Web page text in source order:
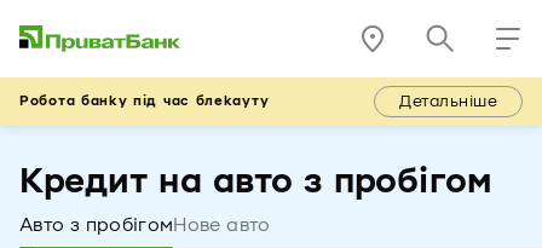
Робота банку під час блекауту Детальніше
Кредит на авто з пробігом
Авто з пробігомНове авто